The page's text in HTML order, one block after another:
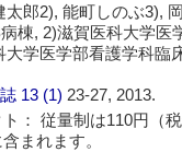
太郎2), 能町しのぶ3),
棟, 2)滋賀医科大学医
大学医学部看護学科臨
13 (1) 23-27, 2013.
： 従量制は110円（
まれます。